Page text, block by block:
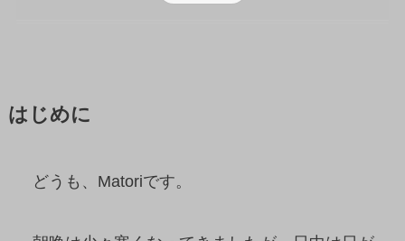
はじめに
どうも、Matoriです。